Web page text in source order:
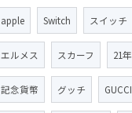
apple Switch スイッチ
エルメス スカーフ 21年
記念貨幣 グッチ GUCCI